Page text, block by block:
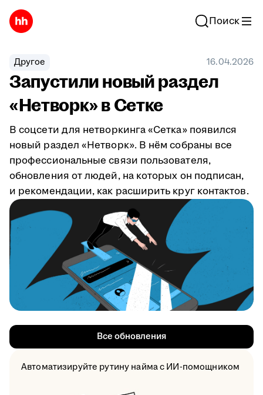
Поиск
Другое 16.04.2026
Запустили новый раздел
«Нетворк» в Сетке
В соцсети для нетворкинга «Сетка» появился
новый раздел «Нетворк». В нём собраны все
профессиональные связи пользователя,
обновления от людей, на которых он подписан,
и рекомендации, как расширить круг контактов.
Все обновления
Автоматизируйте рутину найма с ИИ-помощником